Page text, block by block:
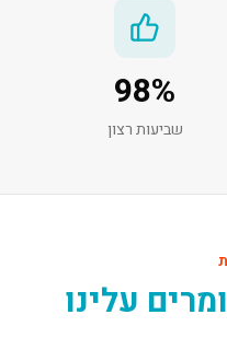
98%
שביעות רצון
עלינו